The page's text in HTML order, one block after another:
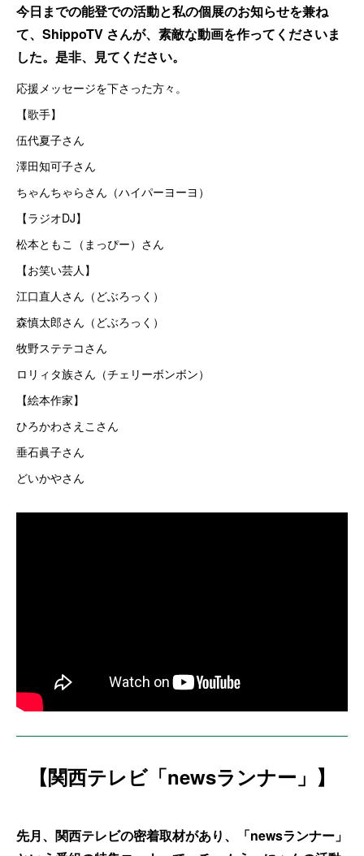
今日までの能登での活動と私の個展のお知らせを兼ね
て、ShippoTV さんが、素敵な動画を作ってくださいま
した。是非、見てください。
応援メッセージを下さった方々。
【歌手】
伍代夏子さん
澤田知可子さん
ちゃんちゃらさん（ハイパーヨーヨ）
【ラジオDJ】
松本ともこ（まっぴー）さん
【お笑い芸人】
江口直人さん（どぶろっく）
森慎太郎さん（どぶろっく）
牧野ステテコさん
ロリィタ族さん（チェリーボンボン）
【絵本作家】
ひろかわさえこさん
垂石眞子さん
どいかやさん
【関西テレビ「newsランナー」】
先月、関西テレビの密着取材があり、「newsランナー」